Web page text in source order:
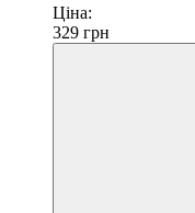
Ціна:
329 грн